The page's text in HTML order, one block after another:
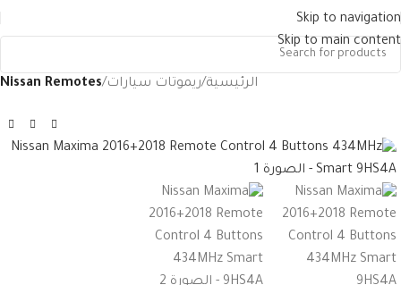
Skip to navigation
Skip to main content
الرئيسية ريموتات سيارات Nissan Remotes